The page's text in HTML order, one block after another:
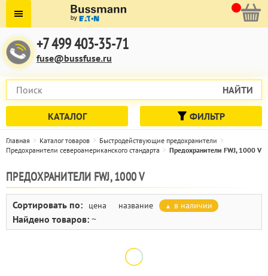
+7 499 403-35-71
fuse@bussfuse.ru
НАЙТИ
КАТАЛОГ ФИЛЬТР
Главная Каталог товаров
Быстродействующие предохранители
Предохранители североамериканского стандарта
Предохранители FWJ, 1000 V
ПРЕДОХРАНИТЕЛИ FWJ, 1000 V
Сортировать по: цена название в наличии
Найдено товаров: ~